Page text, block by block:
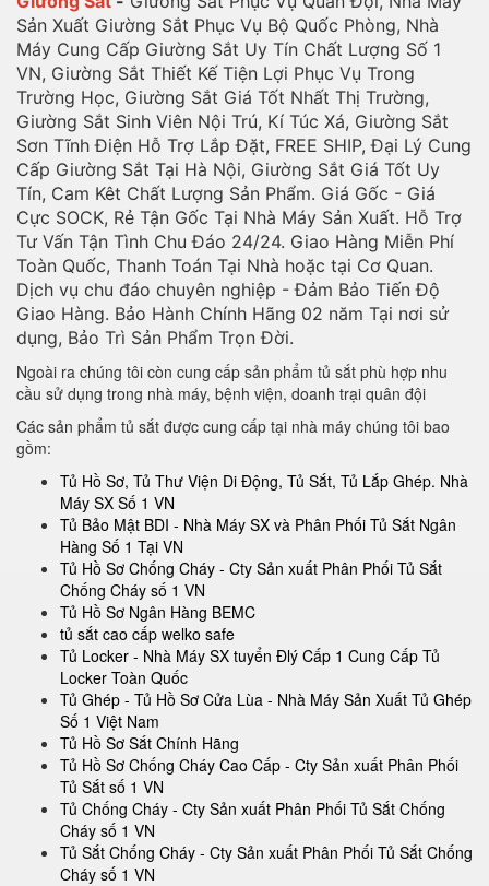
Sản Xuất Giường Sắt Phục Vụ Bộ Quốc Phòng, Nhà
Máy Cung Cấp Giường Sắt Uy Tín Chất Lượng Số 1
VN, Giường Sắt Thiết Kế Tiện Lợi Phục Vụ Trong
Trường Học, Giường Sắt Giá Tốt Nhất Thị Trường,
Giường Sắt Sinh Viên Nội Trú, Kí Túc Xá, Giường Sắt
Sơn Tĩnh Điện Hỗ Trợ Lắp Đặt, FREE SHIP, Đại Lý Cung
Cấp Giường Sắt Tại Hà Nội, Giường Sắt Giá Tốt Uy
Tín, Cam Kêt Chất Lượng Sản Phẩm. Giá Gốc - Giá
Cực SOCK, Rẻ Tận Gốc Tại Nhà Máy Sản Xuất. Hỗ Trợ
Tư Vấn Tận Tình Chu Đáo 24/24. Giao Hàng Miễn Phí
Toàn Quốc, Thanh Toán Tại Nhà hoặc tại Cơ Quan.
Dịch vụ chu đáo chuyên nghiệp - Đảm Bảo Tiến Độ
Giao Hàng. Bảo Hành Chính Hãng 02 năm Tại nơi sử
dụng, Bảo Trì Sản Phẩm Trọn Đời.
Ngoài ra chúng tôi còn cung cấp sản phẩm tủ sắt phù hợp nhu
cầu sử dụng trong nhà máy, bệnh viện, doanh trại quân đội
Các sản phẩm tủ sắt được cung cấp tại nhà máy chúng tôi bao
gồm:
Tủ Hồ Sơ, Tủ Thư Viện Di Động, Tủ Sắt, Tủ Lắp Ghép. Nhà
Máy SX Số 1 VN
Tủ Bảo Mật BDI - Nhà Máy SX và Phân Phối Tủ Sắt Ngân
Hàng Số 1 Tại VN
Tủ Hồ Sơ Chống Cháy - Cty Sản xuất Phân Phối Tủ Sắt
Chống Cháy số 1 VN
Tủ Hồ Sơ Ngân Hàng BEMC
tủ sắt cao cấp welko safe
Tủ Locker - Nhà Máy SX tuyển Đlý Cấp 1 Cung Cấp Tủ
Locker Toàn Quốc
Tủ Ghép - Tủ Hồ Sơ Cửa Lùa - Nhà Máy Sản Xuất Tủ Ghép
Số 1 Việt Nam
Tủ Hồ Sơ Sắt Chính Hãng
Tủ Hồ Sơ Chống Cháy Cao Cấp - Cty Sản xuất Phân Phối
Tủ Sắt số 1 VN
Tủ Chống Cháy - Cty Sản xuất Phân Phối Tủ Sắt Chống
Cháy số 1 VN
Tủ Sắt Chống Cháy - Cty Sản xuất Phân Phối Tủ Sắt Chống
Cháy số 1 VN